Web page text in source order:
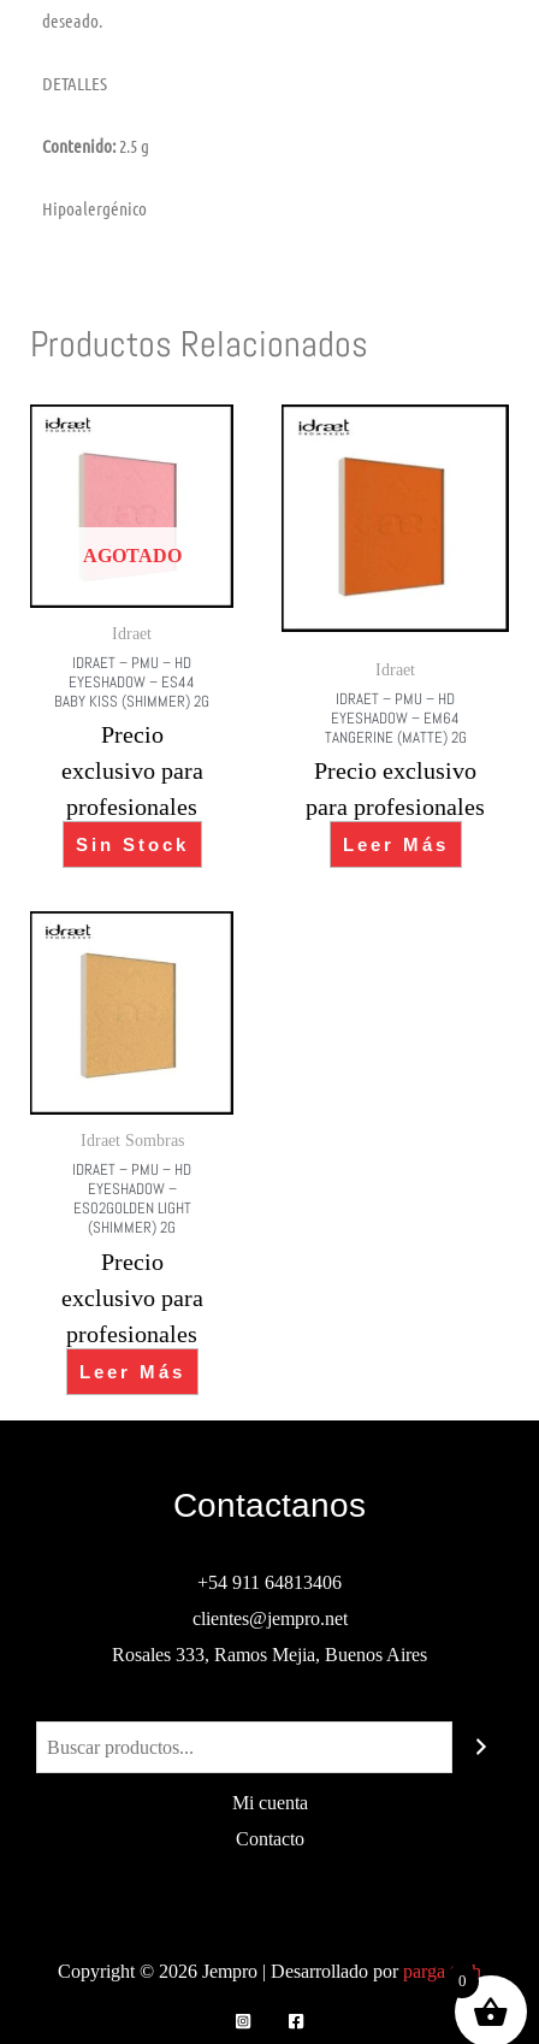
deseado.
DETALLES
Contenido:2.5 g
Hipoalergénico
Productos Relacionados
AGOTADO
Idraet
IDRAET – PMU – HD
EYESHADOW – ES44
BABY KISS (SHIMMER) 2G
Precio
exclusivo para
profesionales
Sin Stock
Idraet
IDRAET – PMU – HD
EYESHADOW – EM64
TANGERINE (MATTE) 2G
Precio exclusivo
para profesionales
Leer Más
Idraet Sombras
IDRAET – PMU – HD
EYESHADOW –
ES02GOLDEN LIGHT
(SHIMMER) 2G
Precio
exclusivo para
profesionales
Leer Más
Contactanos
+54 911 64813406
clientes@jempro.net
Rosales 333, Ramos Mejia, Buenos Aires
Mi cuenta
Contacto
Copyright © 2026 Jempro | Desarrollado porparga.tech
0